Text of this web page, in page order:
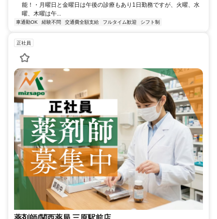
能！・月曜日と金曜日は午後の診療もあり1日勤務ですが、火曜、水
曜、木曜は午...
車通勤OK 経験不問 交通費全額支給 フルタイム歓迎 シフト制
正社員